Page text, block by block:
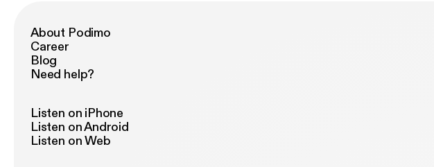
About Podimo
Career
Blog
Need help?
Listen on iPhone
Listen on Android
Listen on Web